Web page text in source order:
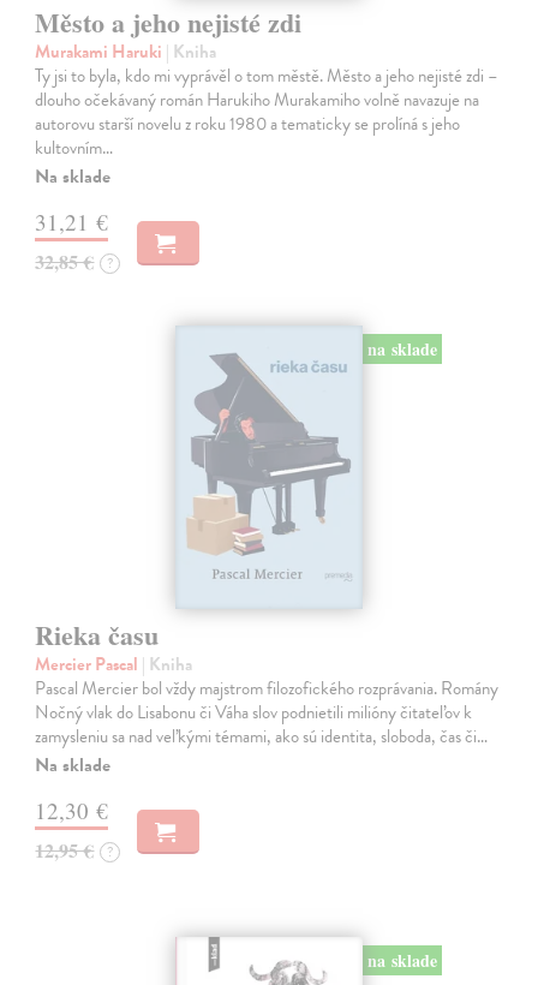
Město a jeho nejisté zdi
Murakami Haruki | Kniha
Ty jsi to byla, kdo mi vyprávěl o tom městě. Město a jeho nejisté zdi –
dlouho očekávaný román Harukiho Murakamiho volně navazuje na
autorovu starší novelu z roku 1980 a tematicky se prolíná s jeho
kultovním…
Na sklade
31,21 €
32,85 € ?
na sklade
Rieka času
Mercier Pascal | Kniha
Pascal Mercier bol vždy majstrom filozofického rozprávania. Romány
Nočný vlak do Lisabonu či Váha slov podnietili milióny čitateľov k
zamysleniu sa nad veľkými témami, ako sú identita, sloboda, čas či…
Na sklade
12,30 €
12,95 € ?
na sklade